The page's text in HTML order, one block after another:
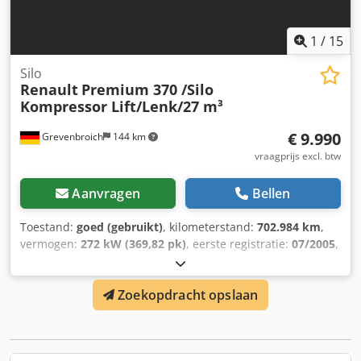
1 / 15
Grevenbroich 144 km
Silo
Renault Premium 370 /Silo
Kompressor Lift/Lenk/27 m³
€ 9.990
vraagprijs excl. btw
Aanvragen Bellen
Toestand: goed (gebruikt), kilometerstand: 702.984 km,
vermogen: 272 kW (369,82 pk), eerste registratie: 07/2005,
, asconfiguratie:
diesel, kleur:wit, bestuurderscabine:dagcabine, soort
mechanisch, emissieklasse:Euro 3
staal-lucht, Bouwjaar:2005, Uitrusting:
raamverstelling, mistlampen, = Verdere opties en
Zoekopdracht opslaan